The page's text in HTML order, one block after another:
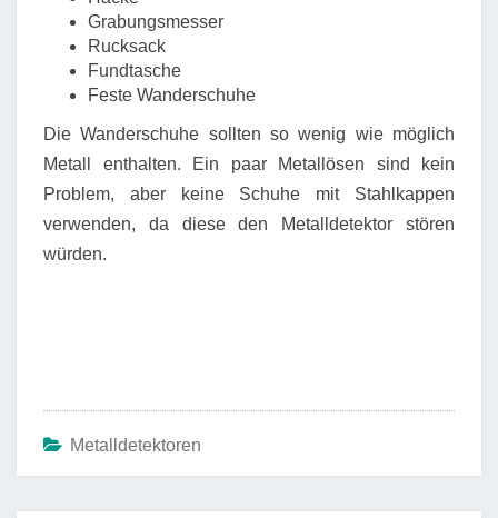
Grabungsmesser
Rucksack
Fundtasche
Feste Wanderschuhe
Die Wanderschuhe sollten so wenig wie möglich
Metall enthalten. Ein paar Metallösen sind kein
Problem, aber keine Schuhe mit Stahlkappen
verwenden, da diese den Metalldetektor stören
würden.
Metalldetektoren